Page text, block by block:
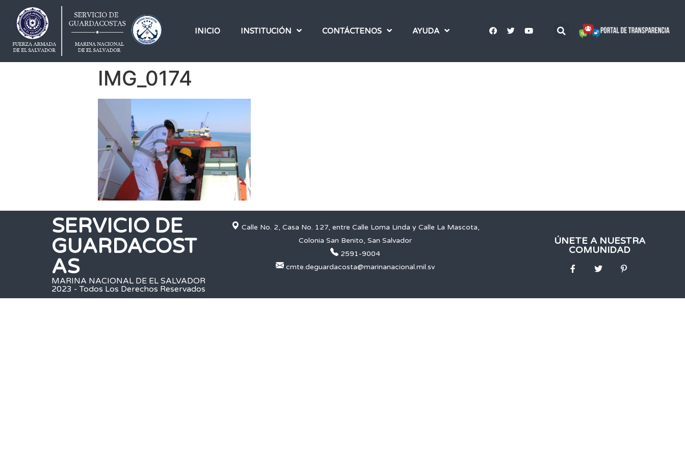
INICIO INSTITUCIÓN CONTÁCTENOS AYUDA
IMG_0174
SERVICIO DE
GUARDACOST
AS
MARINA NACIONAL DE EL SALVADOR
2023 - Todos Los Derechos Reservados
Calle No. 2, Casa No. 127, entre Calle Loma Linda y Calle La Mascota,
Colonia San Benito, San Salvador
2591-9004
cmte.deguardacosta@marinanacional.mil.sv
ÚNETE A NUESTRA
COMUNIDAD